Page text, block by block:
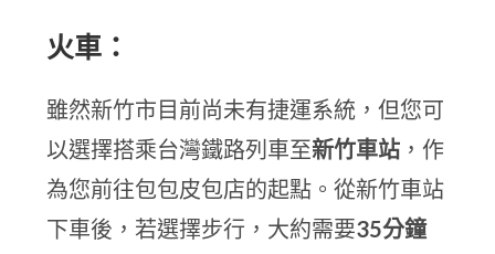
火車：
雖然新竹市目前尚未有捷運系統，但您可
以選擇搭乘台灣鐵路列車至新竹車站 ，作
為您前往包包皮包店的起點。從新竹車站
下車後，若選擇步行，大約需要35分鐘